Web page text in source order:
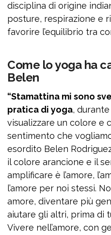
disciplina di origine
posture, respirazione e
favorire l’equilibrio tra
Come lo yoga ha
Belen
“Stamattina mi sono
pratica di yoga,
visualizzare un colore e
sentimento che
esordito Belen
il colore arancione e il
amplificare è l’amore,
l’amore per noi stessi.
amore, diventare più
aiutare gli altri, prima di
Vivere nell’amore, con